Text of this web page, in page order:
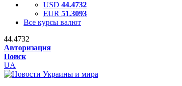
USD 44.4732
EUR 51.3093
Все курсы валют
44.4732
Авторизация
Поиск
UA